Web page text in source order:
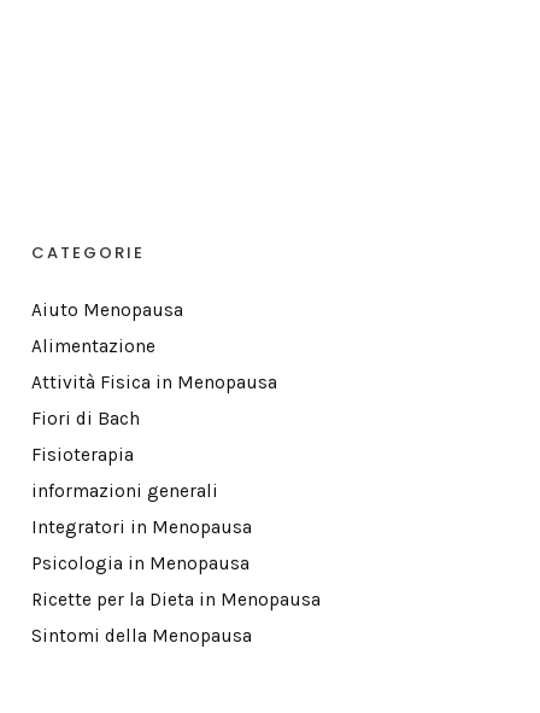
CATEGORIE
Aiuto Menopausa
Alimentazione
Attività Fisica in Menopausa
Fiori di Bach
Fisioterapia
informazioni generali
Integratori in Menopausa
Psicologia in Menopausa
Ricette per la Dieta in Menopausa
Sintomi della Menopausa